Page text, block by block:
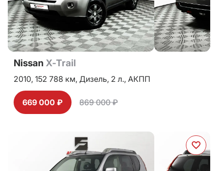
Nissan X-Trail
2010, 152 788 км, Дизель, 2 л., АКПП
669 000 ₽ 869 000 ₽